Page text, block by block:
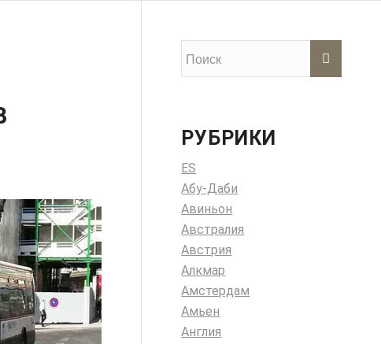
РУБРИКИ
ES
Абу-Даби
Авиньон
Австралия
Австрия
Алкмар
Амстердам
Амьен
Англия